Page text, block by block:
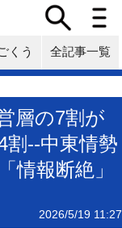
くう 全記事一覧
層の7割が
割--中東情勢
情報断絶」
2026/5/19 11:27